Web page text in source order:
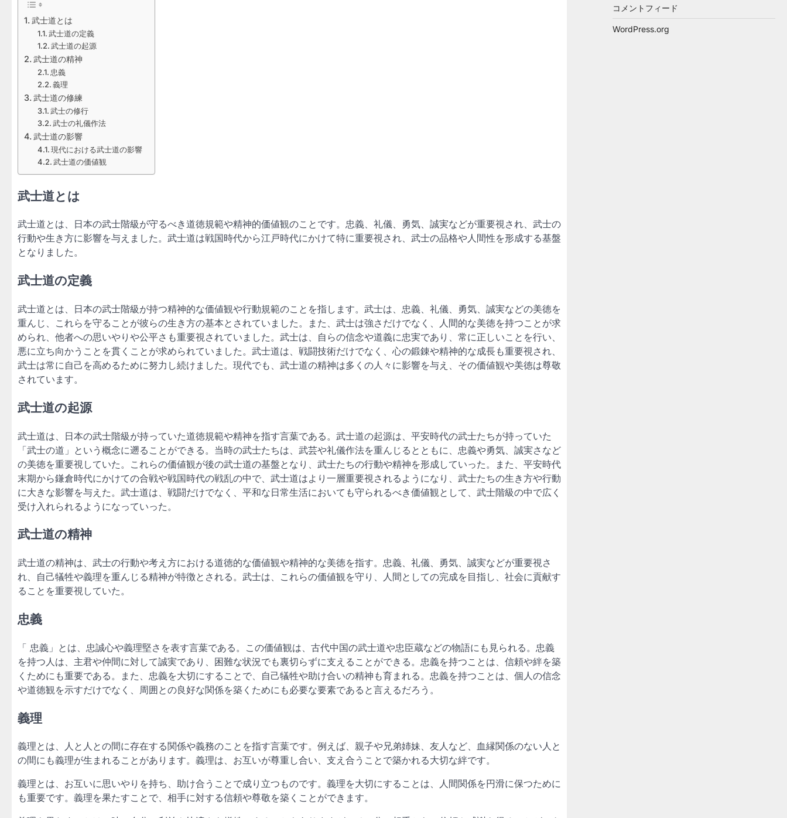
武士道とは
武士道の定義
武士道の起源
武士道の精神
忠義
義理
武士道の修練
武士の修行
武士の礼儀作法
武士道の影響
現代における武士道の影響
武士道の価値観
武士道とは
武士道とは、日本の武士階級が守るべき道徳規範や精神的価値観のことです。忠義、礼儀、勇気、誠実などが重要視され、武士の
行動や生き方に影響を与えました。武士道は戦国時代から江戸時代にかけて特に重要視され、武士の品格や人間性を形成する基盤
となりました。
武士道の定義
武士道とは、日本の武士階級が持つ精神的な価値観や行動規範のことを指します。武士は、忠義、礼儀、勇気、誠実などの美徳を
重んじ、これらを守ることが彼らの生き方の基本とされていました。また、武士は強さだけでなく、人間的な美徳を持つことが求
められ、他者への思いやりや公平さも重要視されていました。武士は、自らの信念や道義に忠実であり、常に正しいことを行い、
悪に立ち向かうことを貫くことが求められていました。武士道は、戦闘技術だけでなく、心の鍛錬や精神的な成長も重要視され、
武士は常に自己を高めるために努力し続けました。現代でも、武士道の精神は多くの人々に影響を与え、その価値観や美徳は尊敬
されています。
武士道の起源
武士道は、日本の武士階級が持っていた道徳規範や精神を指す言葉である。武士道の起源は、平安時代の武士たちが持っていた
「武士の道」という概念に遡ることができる。当時の武士たちは、武芸や礼儀作法を重んじるとともに、忠義や勇気、誠実さなど
の美徳を重要視していた。これらの価値観が後の武士道の基盤となり、武士たちの行動や精神を形成していった。また、平安時代
末期から鎌倉時代にかけての合戦や戦国時代の戦乱の中で、武士道はより一層重要視されるようになり、武士たちの生き方や行動
に大きな影響を与えた。武士道は、戦闘だけでなく、平和な日常生活においても守られるべき価値観として、武士階級の中で広く
受け入れられるようになっていった。
武士道の精神
武士道の精神は、武士の行動や考え方における道徳的な価値観や精神的な美徳を指す。忠義、礼儀、勇気、誠実などが重要視さ
れ、自己犠牲や義理を重んじる精神が特徴とされる。武士は、これらの価値観を守り、人間としての完成を目指し、社会に貢献す
ることを重要視していた。
忠義
「 忠義」とは、忠誠心や義理堅さを表す言葉である。この価値観は、古代中国の武士道や忠臣蔵などの物語にも見られる。忠義
を持つ人は、主君や仲間に対して誠実であり、困難な状況でも裏切らずに支えることができる。忠義を持つことは、信頼や絆を築
くためにも重要である。また、忠義を大切にすることで、自己犠牲や助け合いの精神も育まれる。忠義を持つことは、個人の信念
や道徳観を示すだけでなく、周囲との良好な関係を築くためにも必要な要素であると言えるだろう。
義理
義理とは、人と人との間に存在する関係や義務のことを指す言葉です。例えば、親子や兄弟姉妹、友人など、血縁関係のない人と
の間にも義理が生まれることがあります。義理は、お互いが尊重し合い、支え合うことで築かれる大切な絆です。
義理とは、お互いに思いやりを持ち、助け合うことで成り立つものです。義理を大切にすることは、人間関係を円滑に保つために
も重要です。義理を果たすことで、相手に対する信頼や尊敬を築くことができます。
コメントフィード
WordPress.org